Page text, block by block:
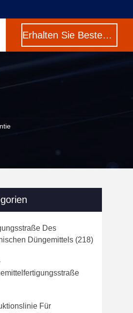
Erhalten Sie Besten Preis
Des
Düngemittels (218)
Für